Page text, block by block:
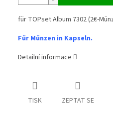
für TOPset Album 7302 (2€-
Für Münzen in Kapseln.
Detailní informace
TISK ZEPTAT SE